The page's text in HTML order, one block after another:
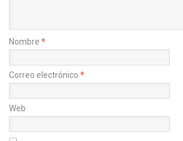
Nombre *
Correo electrónico *
Web